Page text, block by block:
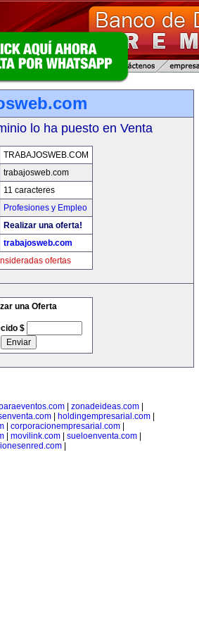
lo ha puesto en Venta
TRABAJOSWEB.COM
trabajosweb.com
11 caracteres
Profesiones y Empleo
Realizar una oferta!
trabajosweb.com
ofertas
una Oferta
$
| zonadeideas.com|
| holdingempresarial.com|
| corporacionempresarial.com|
movilink.com sueloenventa.com
|